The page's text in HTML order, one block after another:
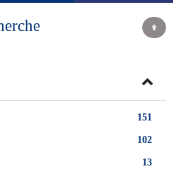
151
102
13